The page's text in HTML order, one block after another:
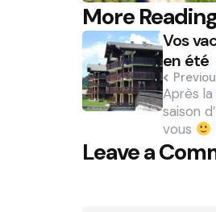
More
Post
navigation
Vos
en été
Après la
saison
vous
Leave a